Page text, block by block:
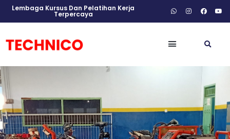
Lembaga Kursus Dan Pelatihan Kerja
Terpercaya